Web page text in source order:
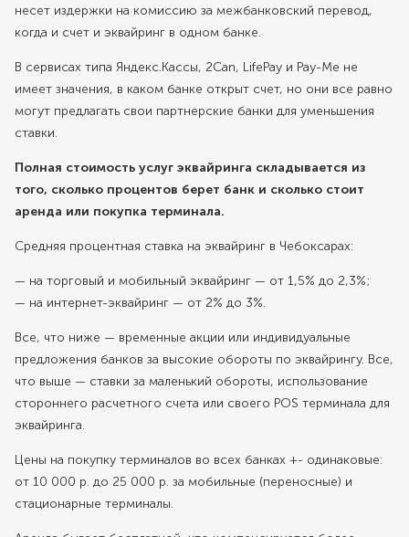
несет издержки на комиссию за межбанковский перевод,
когда и счет и эквайринг в одном банке.
В сервисах типа Яндекс.Кассы, 2Can, LifePay и Pay-Me не
имеет значения, в каком банке открыт счет, но они все равно
могут предлагать свои партнерские банки для уменьшения
ставки.
Полная стоимость услуг эквайринга складывается из
того, сколько процентов берет банк и сколько стоит
аренда или покупка терминала.
Средняя процентная ставка на эквайринг в Чебоксарах:
— на торговый и мобильный эквайринг — от 1,5% до 2,3%;
— на интернет-эквайринг — от 2% до 3%.
Все, что ниже — временные акции или индивидуальные
предложения банков за высокие обороты по эквайрингу. Все,
что выше — ставки за маленький обороты, использование
стороннего расчетного счета или своего POS терминала для
эквайринга.
Цены на покупку терминалов во всех банках +- одинаковые:
от 10 000 р. до 25 000 р. за мобильные (переносные) и
стационарные терминалы.